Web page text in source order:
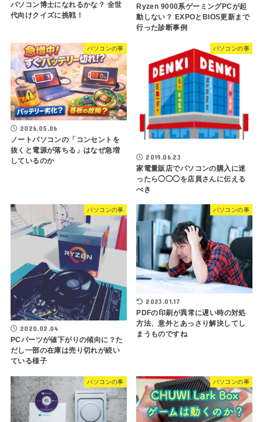
パソコン博士になれるかな？ 全世
代向けクイズに挑戦！
Ryzen 9000系ゲーミングPCが起
動しない？ EXPOとBIOS更新まで
行った診断事例
パソコンの事
2026.05.06
ノートパソコンの「コンセントを
抜くと電源が落ちる」はなぜ急増
しているのか
パソコンの事
2019.06.23
家電量販店でパソコンの購入に迷
ったら◯◯◯を店員さんに伝える
べき
パソコンの事
2020.02.04
PCパーツが値下がりの傾向に？た
だし一部の在庫は売り切れが続い
ている様子
パソコンの事
2023.01.17
PDFの印刷が異常に遅い時の対処
方法、意外とあっさり解決してし
まうものですね
パソコンの事 パソコンの事